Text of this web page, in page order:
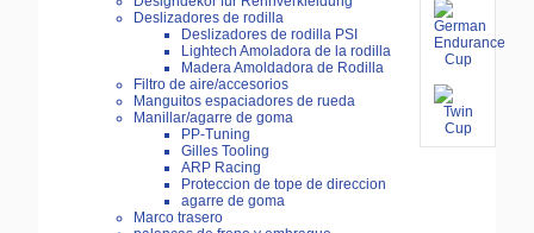
Deslizadores de rodilla
Deslizadores de rodilla PSI
Lightech Amoladora de la rodilla
Madera Amoldadora de Rodilla
Filtro de aire/accesorios
Manguitos espaciadores de rueda
Manillar/agarre de goma
PP-Tuning
Gilles Tooling
ARP Racing
Proteccion de tope de direccion
agarre de goma
Marco trasero